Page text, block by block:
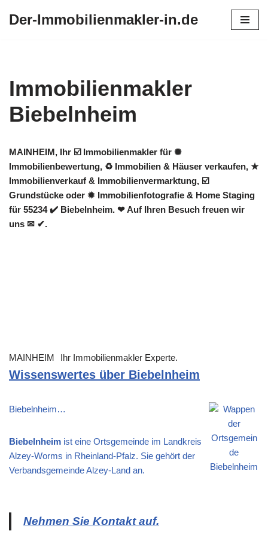
Der-Immobilienmakler-in.de
Immobilienmakler
Biebelnheim
MAINHEIM, Ihr ☑️ Immobilienmakler für ✺
Immobilienbewertung, ♻ Immobilien & Häuser verkaufen, ★
Immobilienverkauf & Immobilienvermarktung, ☑️
Grundstücke oder ✹ Immobilienfotografie & Home Staging
für 55234 ✔️ Biebelnheim. ❤ Auf Ihren Besuch freuen wir
uns ✉ ✔.
MAINHEIM Ihr Immobilienmakler Experte.
Wissenswertes über Biebelnheim
Biebelnheim…
Biebelnheim ist eine Ortsgemeinde im Landkreis
Alzey-Worms in Rheinland-Pfalz. Sie gehört der
Verbandsgemeinde Alzey-Land an.
Nehmen Sie Kontakt auf.